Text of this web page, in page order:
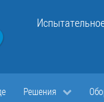
Решения